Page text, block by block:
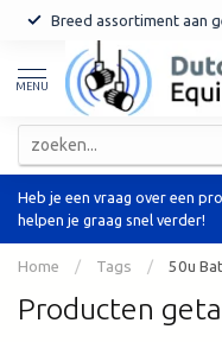
Breed assortiment aan
MENU
Heb je een vraag over een
helpen je graag snel verder!
Home / Tags / 50u
Producten